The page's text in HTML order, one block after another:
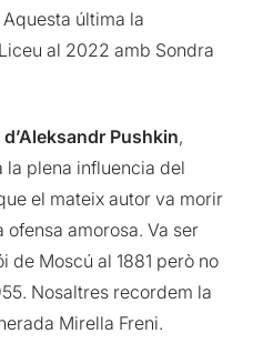
Aquesta última la
al 2022 amb Sondra
d’Aleksandr Pushkin,
la plena influencia del
el mateix autor va morir
amorosa. Va ser
de Moscú al 1881 però no
Nosaltres recordem la
Mirella Freni.